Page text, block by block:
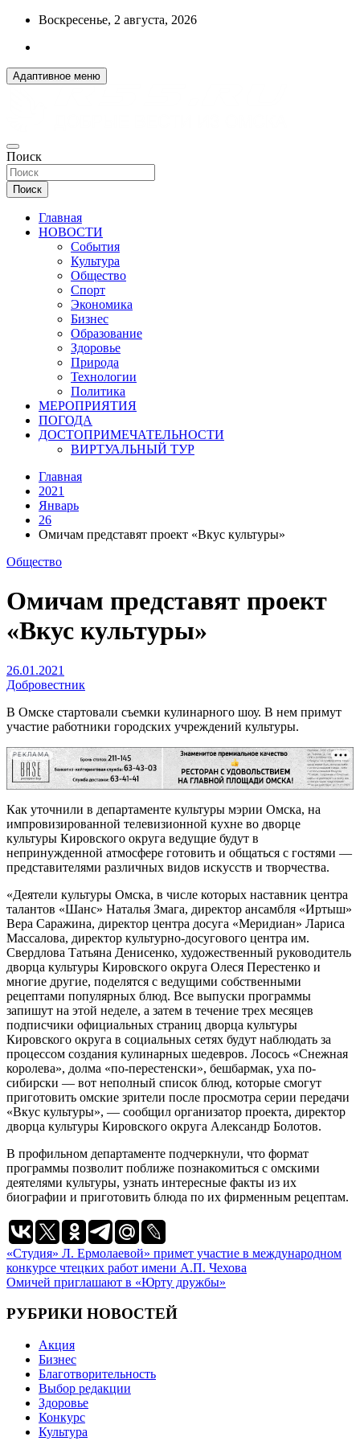
Перейти
содержимому
Воскресенье, 2 августа, 2026
Адаптивное меню
R55.RU
ДОБРЫЕ ВЕСТИ ИЗ ОМСКА
Поиск
Поиск
Главная
НОВОСТИ
События
Культура
Общество
Спорт
Экономика
Бизнес
Образование
Здоровье
Природа
Технологии
Политика
МЕРОПРИЯТИЯ
ПОГОДА
ДОСТОПРИМЕЧАТЕЛЬНОСТИ
ВИРТУАЛЬНЫЙ ТУР
Главная
2021
Январь
26
Омичам представят проект «Вкус культуры»
Общество
Омичам представят проект
«Вкус культуры»
26.01.2021
Добровестник
В Омске стартовали съемки кулинарного шоу. В нем примут
участие работники городских учреждений культуры.
РЕКЛАМА
Как уточнили в департаменте культуры мэрии Омска, на
импровизированной телевизионной кухне во дворце
культуры Кировского округа ведущие будут в
непринужденной атмосфере готовить и общаться с гостями —
представителями различных видов искусств и творчества.
«Деятели культуры Омска, в числе которых наставник центра
талантов «Шанс» Наталья Змага, директор ансамбля «Иртыш»
Вера Саражина, директор центра досуга «Меридиан» Лариса
Массалова, директор культурно-досугового центра им.
Свердлова Татьяна Денисенко, художественный руководитель
дворца культуры Кировского округа Олеся Перестенко и
многие другие, поделятся с ведущими собственными
рецептами популярных блюд. Все выпуски программы
запишут на этой неделе, а затем в течение трех месяцев
подписчики официальных страниц дворца культуры
Кировского округа в социальных сетях будут наблюдать за
процессом создания кулинарных шедевров. Лосось «Снежная
королева», долма «по-перестенски», бешбармак, уха по-
сибирски — вот неполный список блюд, которые смогут
приготовить омские зрители после просмотра серии передачи
«Вкус культуры», — сообщил организатор проекта, директор
дворца культуры Кировского округа Александр Болотов.
В профильном департаменте подчеркнули, что формат
программы позволит поближе познакомиться с омскими
деятелями культуры, узнать интересные факты из их
биографии и приготовить блюда по их фирменным рецептам.
Навигация
по
«Студия» Л. Ермолаевой» примет участие в международном
конкурсе чтецких работ имени А.П. Чехова
Омичей приглашают в «Юрту дружбы»
РУБРИКИ НОВОСТЕЙ
Акция
Бизнес
Благотворительность
Выбор редакции
Здоровье
Конкурс
Культура